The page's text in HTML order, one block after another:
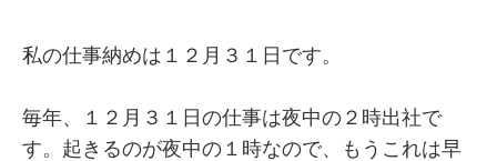
私の仕事納めは１２月３１日です。
毎年、１２月３１日の仕事は夜中の２時出社で
す。起きるのが夜中の１時なので、もうこれは早